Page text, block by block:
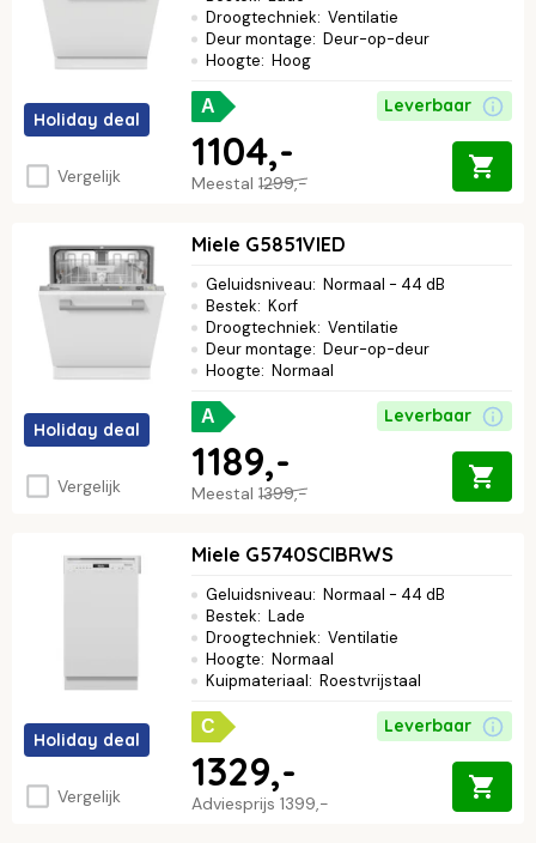
Holiday deal
Vergelijk
Droogtechniek: Ventilatie
Deur montage: Deur-op-deur
Hoogte: Hoog
A Leverbaar
Meestal 1299,-
1104,-
Holiday deal
Vergelijk
Miele G5851VIED
Geluidsniveau: Normaal - 44 dB
Bestek: Korf
Droogtechniek: Ventilatie
Deur montage: Deur-op-deur
Hoogte: Normaal
A Leverbaar
Meestal 1399,-
1189,-
Holiday deal
Vergelijk
Miele G5740SCIBRWS
Geluidsniveau: Normaal - 44 dB
Bestek: Lade
Droogtechniek: Ventilatie
Hoogte: Normaal
Kuipmateriaal: Roestvrijstaal
C Leverbaar
Adviesprijs 1399,-
1329,-